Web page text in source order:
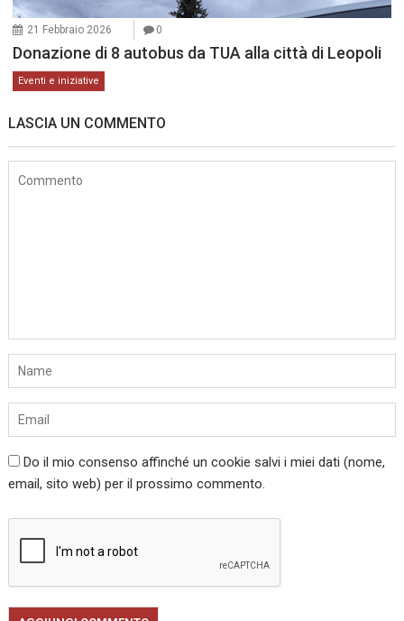
21 Febbraio 2026 0
Donazione di 8 autobus da TUA alla città di Leopoli
Eventi e iniziative
LASCIA UN COMMENTO
Do il mio consenso affinché un cookie salvi i miei dati (nome,
email, sito web) per il prossimo commento.